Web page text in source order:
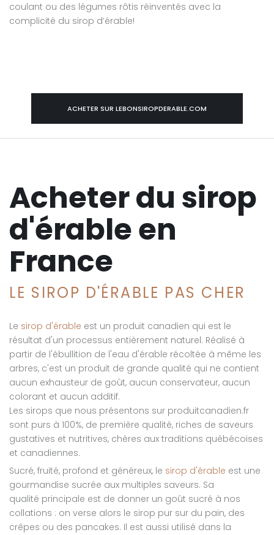
coulant ou des légumes rôtis réinventés avec la
complicité du sirop d’érable!
ACHETER SUR LEBONSIROPDERABLE.COM
Acheter du sirop
d'érable en
France
LE SIROP D'ÉRABLE PAS CHER
Le sirop d'érable est un produit canadien qui est le
résultat d'un processus entièrement naturel. Réalisé à
partir de l'ébullition de l'eau d'érable récoltée à même les
arbres, c'est un produit de grande qualité qui ne contient
aucun exhausteur de goût, aucun conservateur, aucun
colorant et aucun additif.
Les sirops que nous présentons sur produitcanadien.fr
sont purs à 100%, de première qualité, riches de saveurs
gustatives et nutritives, chères aux traditions québécoises
et canadiennes.
Sucré, fruité, profond et généreux, le sirop d'érable est une
gourmandise sucrée aux multiples saveurs. Sa
qualité principale est de donner un goût sucré à nos
collations : on verse alors le sirop pur sur du pain, des
crêpes ou des pancakes. Il est aussi utilisé dans la